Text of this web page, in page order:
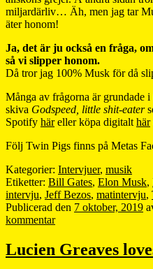
miljardärliv… Äh, men jag tar
äter honom!
Ja, det är ju också en fråga,
så vi slipper honom.
Då tror jag 100% Musk för då
Många av frågorna är grundade
skiva Godspeed, little shit-eater
Spotify häreller köpa digitalt här
Följ Twin Pigs finns på Metas
Kategorier: Intervjuer, musik
Etiketter: Bill Gates, Elon Musk,
intervju, Jeff Bezos, matintervju,
Publicerad den 7 oktober, 2019
kommentar
Lucien Greaves